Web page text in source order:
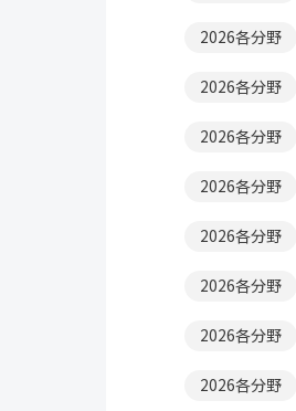
2026各分野
2026各分野
2026各分野
2026各分野
2026各分野
2026各分野
2026各分野
2026各分野